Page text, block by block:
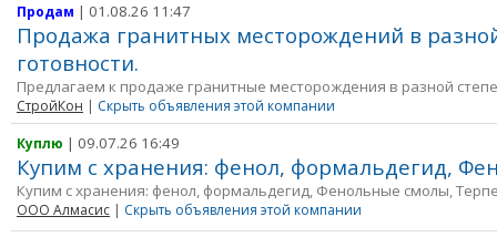
Продам | 01.08.26 11:47
Продажа гранитных месторождений в
готовности.
Предлагаем к продаже гранитные месторождения в разной
СтройКон | Скрыть объявления этой компании
Куплю | 09.07.26 16:49
Купим с хранения: фенол, формальдегид,
Купим с хранения: фенол, формальдегид, Фенольные смолы,
ООО Алмасис | Скрыть объявления этой компании